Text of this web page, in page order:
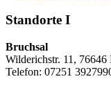
Standorte I
Bruchsal
Wilderichstr. 11, 76646
Telefon: 07251